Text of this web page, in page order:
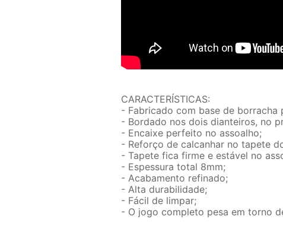
CARACTERÍSTICAS:
- Fabricado com base de borracha
- Bordado nos dois dianteiros, no
- Encaixe perfeito no assoalho;
- Reforço de calcanhar no tapete
- Tapete fica firme e estável no
- Espessura total 8mm;
- Acabamento refinado;
- Alta durabilidade;
- Fácil de limpar;
- O jogo completo pesa em torno